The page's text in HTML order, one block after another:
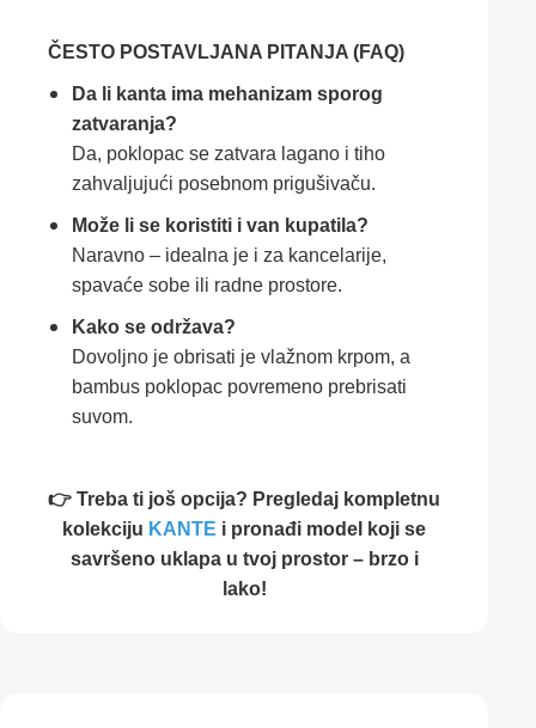
ČESTO POSTAVLJANA PITANJA (FAQ)
Da li kanta ima mehanizam sporog
zatvaranja?
Da, poklopac se zatvara lagano i tiho
zahvaljujući posebnom prigušivaču.
Može li se koristiti i van kupatila?
Naravno – idealna je i za kancelarije,
spavaće sobe ili radne prostore.
Kako se održava?
Dovoljno je obrisati je vlažnom krpom, a
bambus poklopac povremeno prebrisati
suvom.
👉 Treba ti još opcija? Pregledaj kompletnu
kolekciju KANTE i pronađi model koji se
savršeno uklapa u tvoj prostor – brzo i
lako!